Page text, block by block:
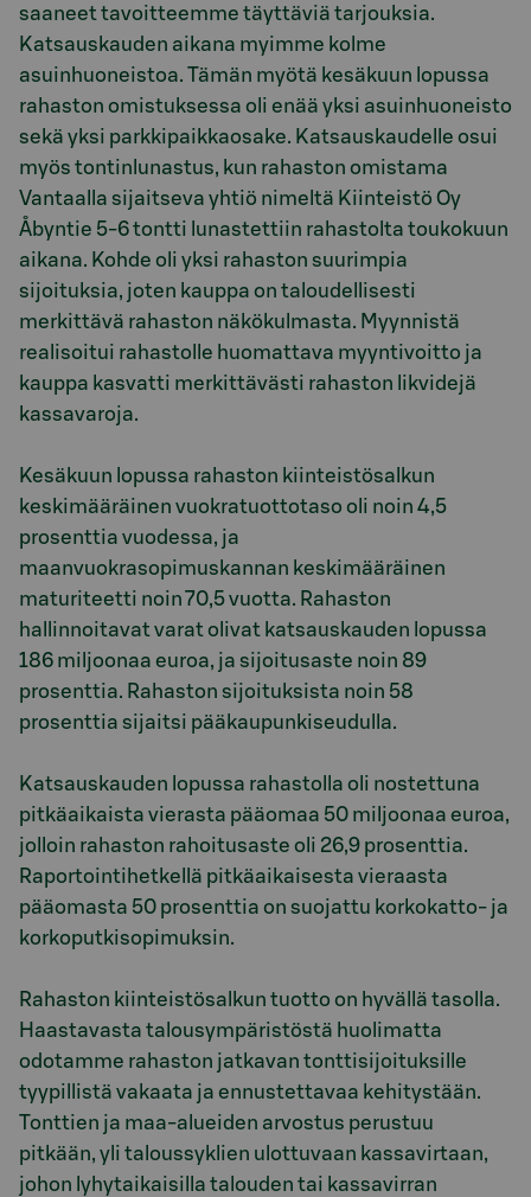
saaneet tavoitteemme täyttäviä tarjouksia.
Katsauskauden aikana myimme kolme
asuinhuoneistoa. Tämän myötä kesäkuun lopussa
rahaston omistuksessa oli enää yksi asuinhuoneisto
sekä yksi parkkipaikkaosake. Katsauskaudelle osui
myös tontinlunastus, kun rahaston omistama
Vantaalla sijaitseva yhtiö nimeltä Kiinteistö Oy
Åbyntie 5-6 tontti lunastettiin rahastolta toukokuun
aikana. Kohde oli yksi rahaston suurimpia
sijoituksia, joten kauppa on taloudellisesti
merkittävä rahaston näkökulmasta. Myynnistä
realisoitui rahastolle huomattava myyntivoitto ja
kauppa kasvatti merkittävästi rahaston likvidejä
kassavaroja.
Kesäkuun lopussa rahaston kiinteistösalkun
keskimääräinen vuokratuottotaso oli noin 4,5
prosenttia vuodessa, ja
maanvuokrasopimuskannan keskimääräinen
maturiteetti noin 70,5 vuotta. Rahaston
hallinnoitavat varat olivat katsauskauden lopussa
186 miljoonaa euroa, ja sijoitusaste noin 89
prosenttia. Rahaston sijoituksista noin 58
prosenttia sijaitsi pääkaupunkiseudulla.
Katsauskauden lopussa rahastolla oli nostettuna
pitkäaikaista vierasta pääomaa 50 miljoonaa euroa,
jolloin rahaston rahoitusaste oli 26,9 prosenttia.
Raportointihetkellä pitkäaikaisesta vieraasta
pääomasta 50 prosenttia on suojattu korkokatto- ja
korkoputkisopimuksin.
Rahaston kiinteistösalkun tuotto on hyvällä tasolla.
Haastavasta talousympäristöstä huolimatta
odotamme rahaston jatkavan tonttisijoituksille
tyypillistä vakaata ja ennustettavaa kehitystään.
Tonttien ja maa-alueiden arvostus perustuu
pitkään, yli taloussyklien ulottuvaan kassavirtaan,
johon lyhytaikaisilla talouden tai kassavirran